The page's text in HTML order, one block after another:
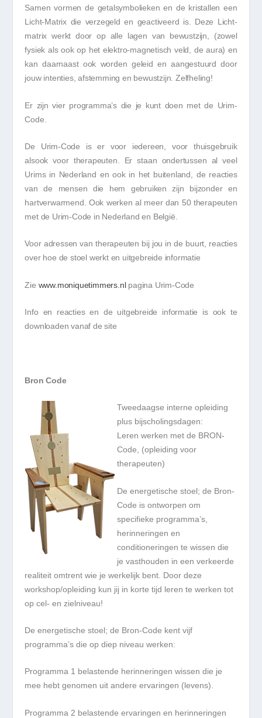
Samen vormen de getalsymbolieken en de kristallen een
Licht-Matrix die verzegeld en geactiveerd is. Deze Licht-
matrix werkt door op alle lagen van bewustzijn, (zowel
fysiek als ook op het elektro-magnetisch veld, de aura) en
kan daarnaast ook worden geleid en aangestuurd door
jouw intenties, afstemming en bewustzijn. Zelfheling!
Er zijn vier programma’s die je kunt doen met de Urim-
Code.
De Urim-Code is er voor iedereen, voor thuisgebruik
alsook voor therapeuten. Er staan ondertussen al veel
Urims in Nederland en ook in het buitenland, de reacties
van de mensen die hem gebruiken zijn bijzonder en
hartverwarmend. Ook werken al meer dan 50 therapeuten
met de Urim-Code in Nederland en België.
Voor adressen van therapeuten bij jou in de buurt, reacties
over hoe de stoel werkt en uitgebreide informatie
Zie www.moniquetimmers.nlpagina Urim-Code
Info en reacties en de uitgebreide informatie is ook te
downloaden vanaf de site
Bron Code
Tweedaagse interne opleiding
plus bijscholingsdagen:
Leren werken met de BRON-
Code, (opleiding voor
therapeuten)
De energetische stoel; de Bron-
Code is ontworpen om
specifieke programma’s,
herinneringen en
conditioneringen te wissen die
je vasthouden in een verkeerde
realiteit omtrent wie je werkelijk bent. Door deze
workshop/opleiding kun jij in korte tijd leren te werken tot
op cel- en zielniveau!
De energetische stoel; de Bron-Code kent vijf
programma’s die op diep niveau werken:
Programma 1 belastende herinneringen wissen die je
mee hebt genomen uit andere ervaringen (levens).
Programma 2 belastende ervaringen en herinneringen